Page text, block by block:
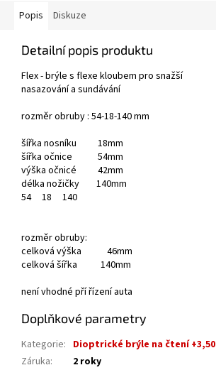
Popis Diskuze
Detailní popis produktu
Flex - brýle s flexe kloubem pro snažší
nasazování a sundávání
rozměr obruby : 54-18-140 mm
šířka nosníku 18mm
šířka očnice 54mm
výška očnicé 42mm
délka nožičky 140mm
54 18 140
rozměr obruby:
celková výška 46mm
celková šířka 140mm
není vhodné pří řízení auta
Doplňkové parametry
Kategorie: Dioptrické brýle na čtení +3,50
Záruka:
2 roky